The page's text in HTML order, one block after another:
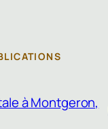
à Montgeron,